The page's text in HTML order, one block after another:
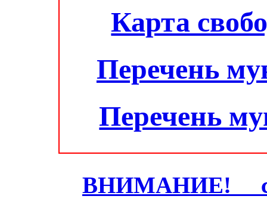
Карта
Перечень
Перечень
ВНИМАНИЕ! с